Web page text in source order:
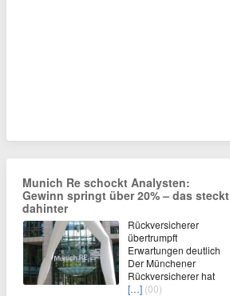
Munich Re schockt Analysten:
Gewinn springt über 20% – das steckt
dahinter
Rückversicherer
übertrumpft
Erwartungen deutlich
Der Münchener
Rückversicherer hat
[…] (00)